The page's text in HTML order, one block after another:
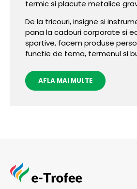
termic si placute metalice
De la tricouri, insigne si
pana la cadouri corporate si
sportive, facem produse
functie de tema, termenul si
AFLA MAI MULTE